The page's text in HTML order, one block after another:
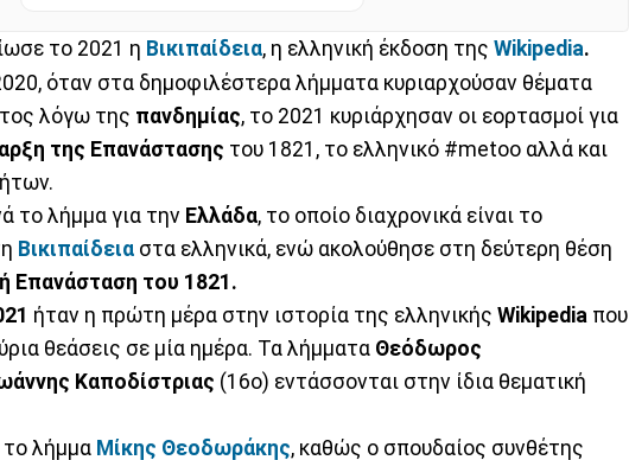
το 2021 η Βικιπαίδεια, η ελληνική έκδοση της Wikipedia.
όταν στα δημοφιλέστερα λήμματα κυριαρχούσαν θέματα
λόγω της πανδημίας, το 2021 κυριάρχησαν οι εορτασμοί για
της Επανάστασης του 1821, το ελληνικό #metoo αλλά και
το λήμμα για την Ελλάδα, το οποίο διαχρονικά είναι το
Βικιπαίδεια στα ελληνικά, ενώ ακολούθησε στη δεύτερη θέση
Επανάσταση του 1821.
ήταν η πρώτη μέρα στην ιστορία της ελληνικής Wikipedia που
θεάσεις σε μία ημέρα. Τα λήμματα Θεόδωρος
Καποδίστριας (16ο) εντάσσονται στην ίδια θεματική
το λήμμα Μίκης Θεοδωράκης, καθώς ο σπουδαίος συνθέτης